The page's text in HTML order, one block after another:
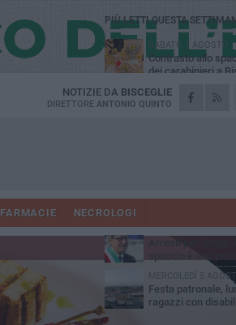
NOTIZIE DA BISCEGLIE
DIRETTORE ANTONIO QUINTO
FARMACIE NECROLOGI
PIÙ LETTI QUESTA
SABATO 1 AGOSTO
Contrasto allo
dei carabinieri a
MARTEDÌ 4 AGOSTO
Emergenza caldo,
Due auto
SABATO 1 AGOSTO
Arresti per droga,
spaccio è una
MERCOLEDÌ 5
Festa patronale,
ragazzi con